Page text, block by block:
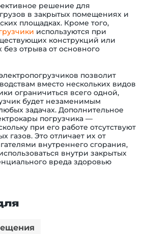
решение для
в закрытых помещениях и
площадках. Кроме того,
используются при
конструкций или
отрыва от основного
позволит
вместо нескольких видов
ограничиться всего одной,
будет незаменимым
задачах. Дополнительное
погрузчика —
при его работе отсутствуют
газов. Это отличает их от
внутреннего сгорания,
внутри закрытых
вреда здоровью